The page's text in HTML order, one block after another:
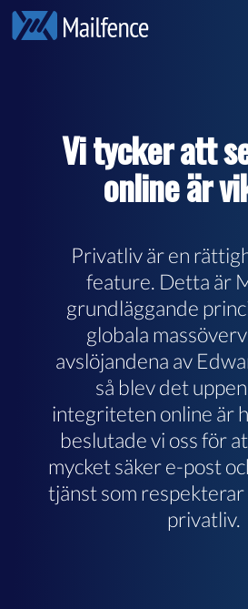
Vi tycker att
online är
Privatliv är en
feature. Detta är
grundläggande
globala
avslöjandena av
så blev det
integriteten online är
beslutade vi oss för
mycket säker e-post
tjänst som respekterar
privatliv.